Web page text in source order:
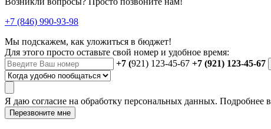
+7 (846) 990-93-98
Мы подскажем, как уложиться в бюджет!
Для этого просто оставьте свой номер и удобное время:
+7 (921) 123-45-67 +7 (921) 123-45-67
Я даю согласие на обработку персональных данных. Подробнее в
Перезвоните мне